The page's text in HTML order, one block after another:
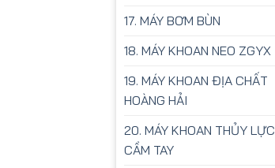
17. MÁY BƠM BÙN
18. MÁY KHOAN NEO ZGYX
19. MÁY KHOAN ĐỊA CHẤT
HOÀNG HẢI
20. MÁY KHOAN THỦY LỰC
CẦM TAY